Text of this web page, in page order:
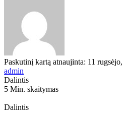
Paskutinį kartą atnaujinta: 11
admin
Dalintis
5 Min. skaitymas
Dalintis